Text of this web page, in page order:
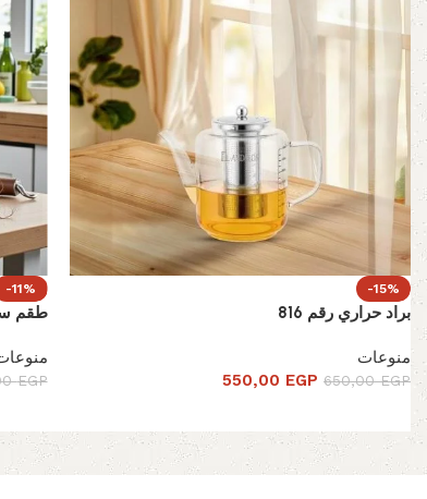
-15%
براد حراري رقم 816
منوعات
650,00EGP
550,00 EGP
-11%
طقم سكينه
EGP